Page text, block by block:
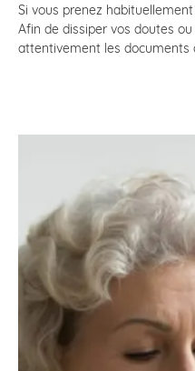
Si vous prenez
Afin de dissiper vos doutes
attentivement les documents